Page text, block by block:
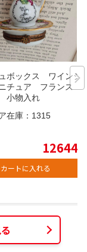
ボックス ワインジ
チュア フランス
物入れ
在庫： 1315
12644
カートに入れる